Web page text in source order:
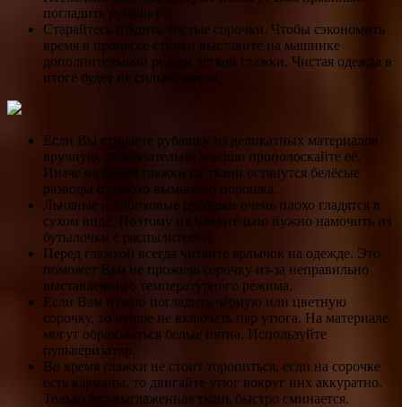
погладить рубашку:
Старайтесь гладить чистые сорочки. Чтобы сэкономить
время в процессе стирки выставите на машинке
дополнительный режим лёгкой глажки. Чистая одежда в
итоге будет не сильно мятой.
Если Вы стираете рубашку из деликатных материалов
вручную, то обязательно хорошо прополоскайте её.
Иначе во время глажки на ткани останутся белёсые
разводы от плохо вымытого порошка.
Льняные и хлопковые рубашки очень плохо гладятся в
сухом виде. Поэтому их обязательно нужно намочить из
бутылочки с распылителем.
Перед глажкой всегда читайте ярлычок на одежде. Это
поможет Вам не прожечь сорочку из-за неправильно
выставленного температурного режима.
Если Вам нужно погладить чёрную или цветную
сорочку, то лучше не включать пар утюга. На материале
могут образоваться белые пятна. Используйте
пульверизатор.
Во время глажки не стоит торопиться, если на сорочке
есть карманы, то двигайте утюг вокруг них аккуратно.
Только что выглаженная ткань быстро сминается.